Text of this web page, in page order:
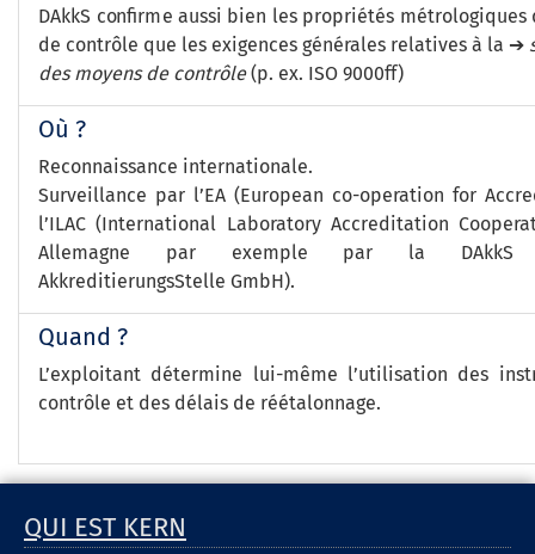
DAkkS confirme aussi bien les propriétés métrologiques
de contrôle que les exigences générales relatives à la ➔
des moyens de contrôle(p. ex. ISO 9000ff)
Où ?
Reconnaissance internationale.
Surveillance par l’EA (European co-operation for
l’ILAC (International Laboratory Accreditation
Allemagne par exemple par la DAkkS
AkkreditierungsStelle GmbH).
Quand ?
L’exploitant détermine lui-même l’utilisation des
contrôle et des délais de réétalonnage.
QUI EST KERN